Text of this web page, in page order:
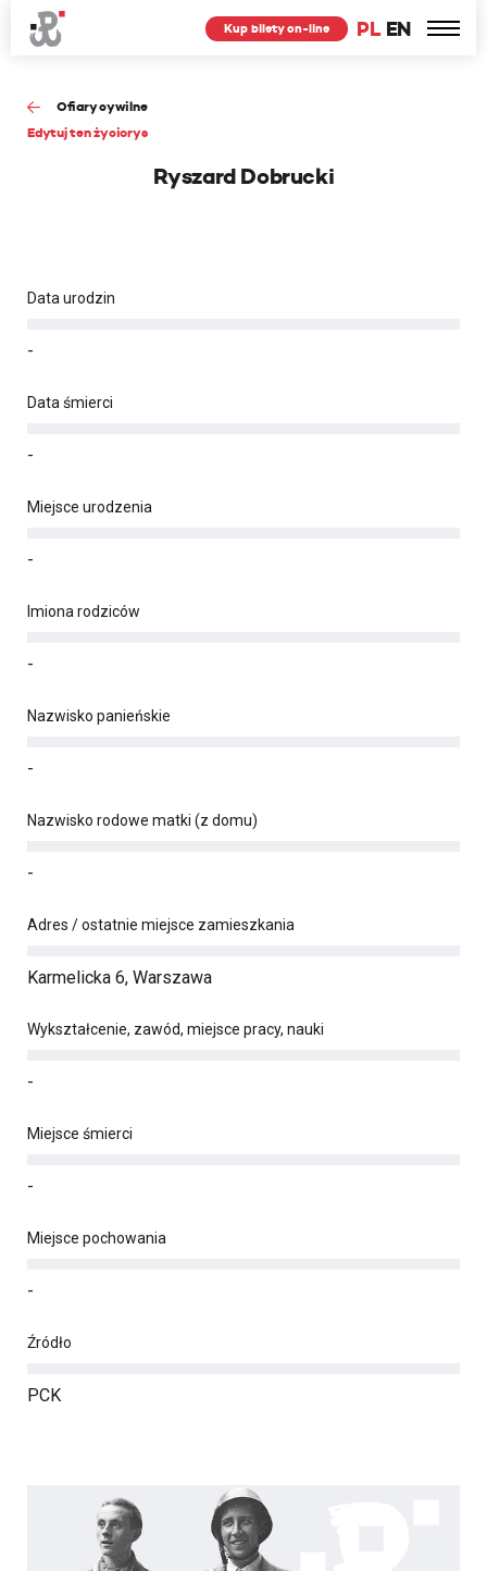
PL EN
Kup bilety on-line
Ofiary cywilne
Edytuj ten życiorys
Ryszard Dobrucki
Data urodzin
-
Data śmierci
-
Miejsce urodzenia
-
Imiona rodziców
-
Nazwisko panieńskie
-
Nazwisko rodowe matki (z domu)
-
Adres / ostatnie miejsce zamieszkania
Karmelicka 6, Warszawa
Wykształcenie, zawód, miejsce pracy, nauki
-
Miejsce śmierci
-
Miejsce pochowania
-
Źródło
PCK